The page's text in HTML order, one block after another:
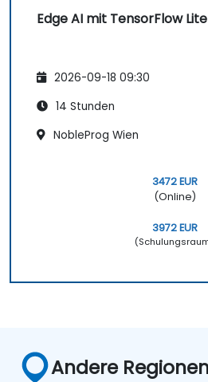
Edge AI mit TensorFlow Lite
2026-09-18 09:30
14 Stunden
NobleProg Wien
3472 EUR
(Online)
3972 EUR
Andere